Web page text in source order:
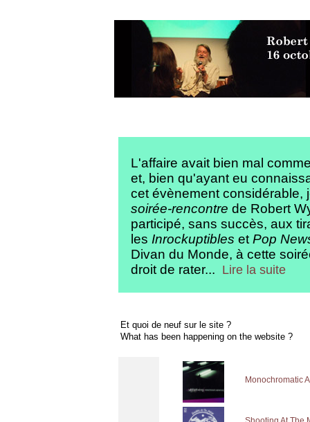
L'affaire avait bien mal
et, bien qu'ayant eu
cet évènement considérable,
soirée-rencontre de Robert
participé, sans succès, aux
les Inrockuptibles et Pop
Divan du Monde, à cette
droit de rater... Lire la suite
Et quoi de neuf sur le site ?
What has been happening on the website ?
Monochromatic